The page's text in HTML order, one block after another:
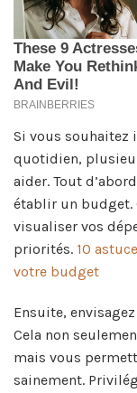
Si vous souhaitez
quotidien,
aider. Tout
établir un budget.
visualiser vos
priorités. 10
votre budget
Ensuite,
Cela non
mais vous
sainement.